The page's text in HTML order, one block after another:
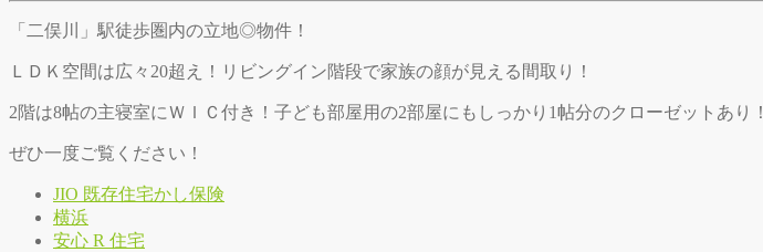
「二俣川」駅徒歩圏内の立地◎物件！
ＬＤＫ空間は広々20超え！リビングイン階段で家族の顔が見える間取り！
2階は8帖の主寝室にＷＩＣ付き！子ども部屋用の2部屋にもしっかり1帖分のクローゼットあり！
ぜひ一度ご覧ください！
JIO 既存住宅かし保険
横浜
安心 R 住宅